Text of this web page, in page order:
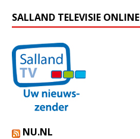
SALLAND TELEVISIE ONLINE
NU.NL